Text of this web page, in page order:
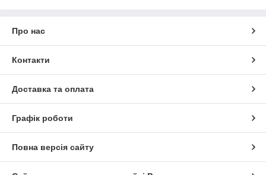
Про нас
Контакти
Доставка та оплата
Графік роботи
Повна версія сайту